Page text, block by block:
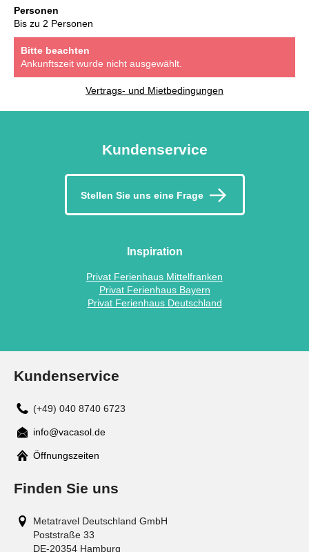
Personen
Bis zu 2 Personen
Bitte beachten
Ankunftszeit wurde nicht ausgewählt.
Vertrags- und Mietbedingungen
Kundenservice
Stellen Sie uns eine Frage
Inspiration
Privat Ferienhaus Mittelfranken
Privat Ferienhaus Bayern
Privat Ferienhaus Deutschland
Kundenservice
(+49) 040 8740 6723
Mail
info@vacasol.de
Öffnungszeiten
Finden Sie uns
Metatravel Deutschland GmbH
Poststraße 33
DE-20354 Hamburg